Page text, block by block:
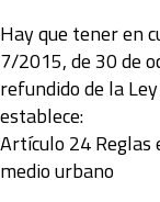
Hay que tener en
7/2015, de 30 de
refundido de la
establece:
Artículo 24 Reglas
medio urbano